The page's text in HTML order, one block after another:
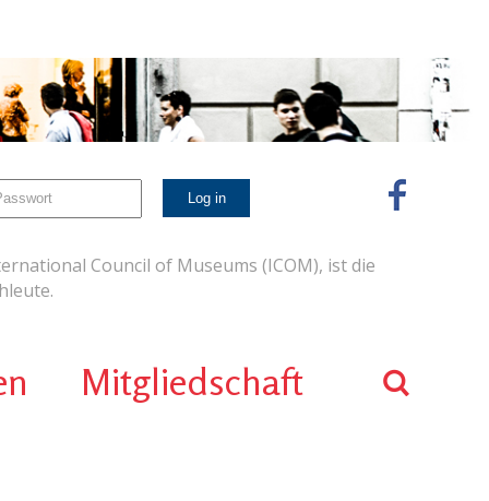
Council of Museums (ICOM), ist die
Mitgliedschaft